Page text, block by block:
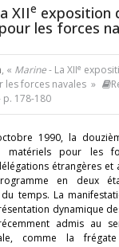
XIIe exposition
les forces
, « Marine- La XIIe
les forces navales »
p. 178-180
1990, la
matériels pour les
étrangères et
en deux
temps. La
dynamique
admis au
comme la frégate